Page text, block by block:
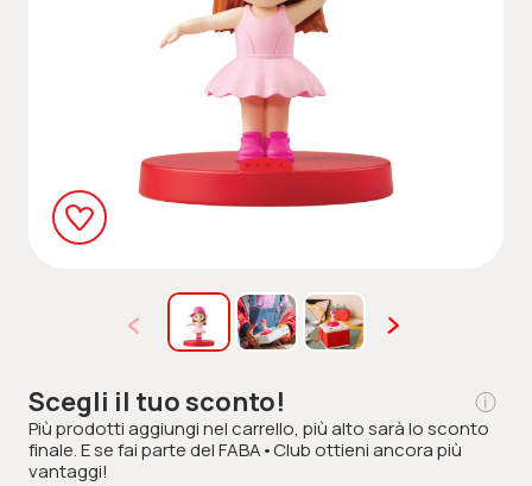
Scegli il tuo sconto!
Più prodotti aggiungi nel carrello, più alto sarà lo sconto
finale. E se fai parte del FABA•Club ottieni ancora più
vantaggi!